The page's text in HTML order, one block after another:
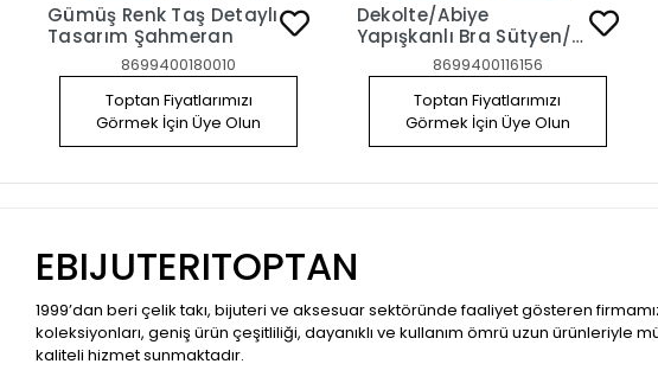
Gümüş Renk Taş Detaylı
Tasarım Şahmeran
8699400180010
Toptan Fiyatlarımızı
Görmek İçin Üye Olun
Dekolte/Abiye
Yapışkanlı Bra Sütyen/
Askısız Straplez Göğüs
Dikleştirici Sütyen 80B
8699400116156
Toptan Fiyatlarımızı
Görmek İçin Üye Olun
EBIJUTERITOPTAN
1999’dan beri çelik takı, bijuteri ve aksesuar sektöründe faaliyet gösteren
koleksiyonları, geniş ürün çeşitliliği, dayanıklı ve kullanım ömrü uzun ürünleriyle
kaliteli hizmet sunmaktadır.